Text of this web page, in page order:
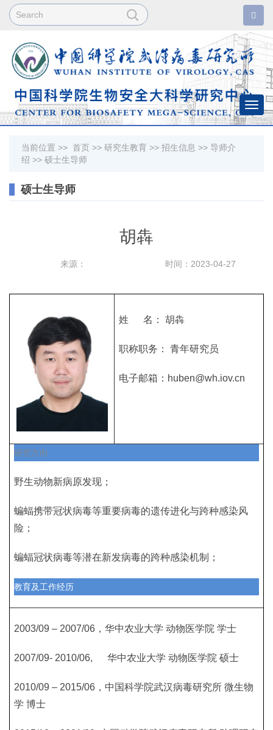
当前位置 >> 首页 >> 研究生教育 >> 招生信息 >> 导师介
绍 >> 硕士生导师
硕士生导师
胡犇
来源： 时间：2023-04-27
姓 名： 胡犇
职称职务： 青年研究员
电子邮箱：huben@wh.iov.cn
研究方向
野生动物新病原发现；
蝙蝠携带冠状病毒等重要病毒的遗传进化与跨种感染风
险；
蝙蝠冠状病毒等潜在新发病毒的跨种感染机制；
教育及工作经历
2003/09 – 2007/06，华中农业大学 动物医学院 学士
2007/09- 2010/06, 华中农业大学 动物医学院 硕士
2010/09 – 2015/06，中国科学院武汉病毒研究所 微生物
学 博士